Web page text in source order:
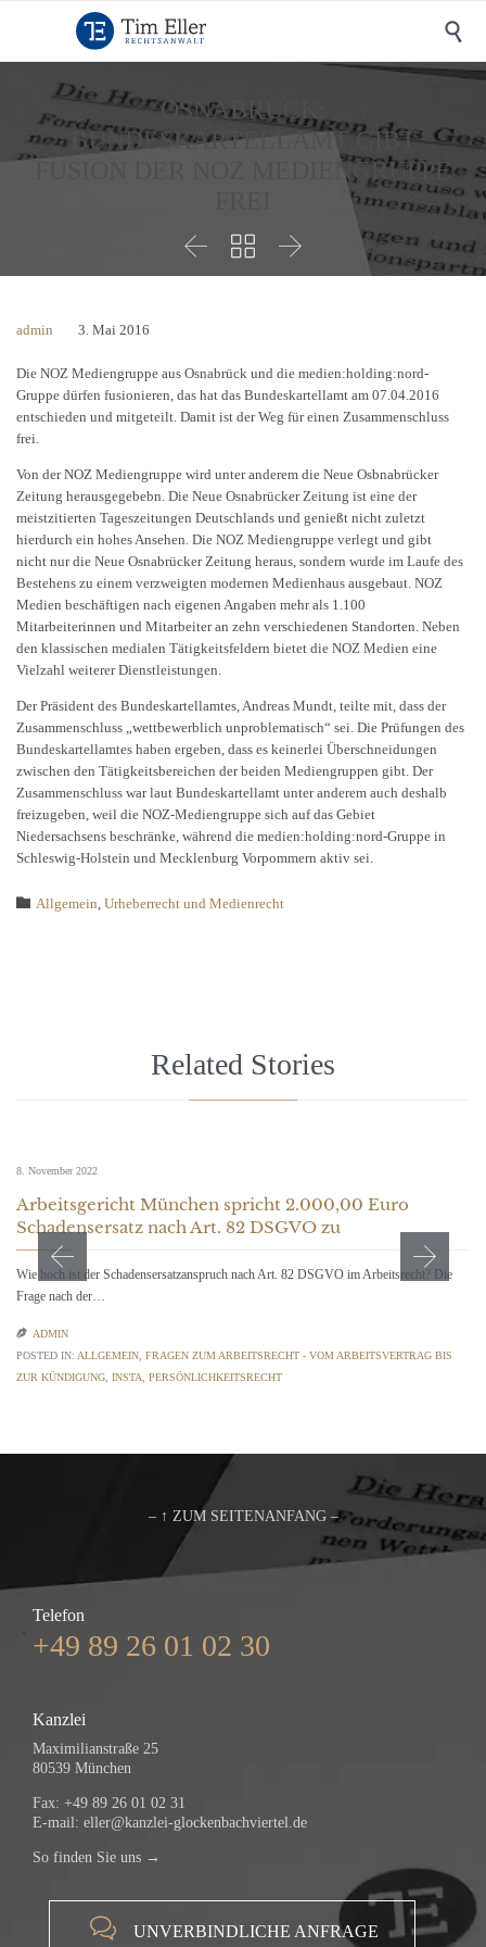

OSNABRÜCK:
BUNDESKARTELLAMT GIBT
FUSION DER NOZ MEDIENGRUPPE
  
admin 3. Mai 2016
Die NOZ Mediengruppe aus Osnabrück und die medien:holding:nord-
Gruppe dürfen fusionieren, das hat das Bundeskartellamt am 07.04.2016
entschieden und mitgeteilt. Damit ist der Weg für einen Zusammenschluss
frei.
Von der NOZ Mediengruppe wird unter anderem die Neue Osbnabrücker
Zeitung herausgegebebn. Die Neue Osnabrücker Zeitung ist eine der
meistzitierten Tageszeitungen Deutschlands und genießt nicht zuletzt
hierdurch ein hohes Ansehen. Die NOZ Mediengruppe verlegt und gibt
nicht nur die Neue Osnabrücker Zeitung heraus, sondern wurde im Laufe des
Bestehens zu einem verzweigten modernen Medienhaus ausgebaut. NOZ
Medien beschäftigen nach eigenen Angaben mehr als 1.100
Mitarbeiterinnen und Mitarbeiter an zehn verschiedenen Standorten. Neben
den klassischen medialen Tätigkeitsfeldern bietet die NOZ Medien eine
Vielzahl weiterer Dienstleistungen.
Der Präsident des Bundeskartellamtes, Andreas Mundt, teilte mit, dass der
Zusammenschluss „wettbewerblich unproblematisch“ sei. Die Prüfungen des
Bundeskartellamtes haben ergeben, dass es keinerlei Überschneidungen
zwischen den Tätigkeitsbereichen der beiden Mediengruppen gibt. Der
Zusammenschluss war laut Bundeskartellamt unter anderem auch deshalb
freizugeben, weil die NOZ-Mediengruppe sich auf das Gebiet
Niedersachsens beschränke, während die medien:holding:nord-Gruppe in
Schleswig-Holstein und Mecklenburg Vorpommern aktiv sei.
 Category
Allgemein, Urheberrecht und Medienrecht
Related Stories
8. November 2022
Arbeitsgericht München spricht 2.000,00 Euro
Schadensersatz nach Art. 82 DSGVO zu
Wie hoch ist der Schadensersatzanspruch nach Art. 82 DSGVO im Arbeitsrecht? Die
Frage nach der…
 ADMIN
POSTED IN: ALLGEMEIN, FRAGEN ZUM ARBEITSRECHT - VOM ARBEITSVERTRAG BIS
ZUR KÜNDIGUNG, INSTA, PERSÖNLICHKEITSRECHT
– ↑ ZUM SEITENANFANG –
Telefon
+49 89 26 01 02 30
Kanzlei
Maximilianstraße 25
80539 München
Fax: +49 89 26 01 02 31
E-mail: eller@kanzlei-glockenbachviertel.de
So finden Sie uns →
 UNVERBINDLICHE ANFRAGE